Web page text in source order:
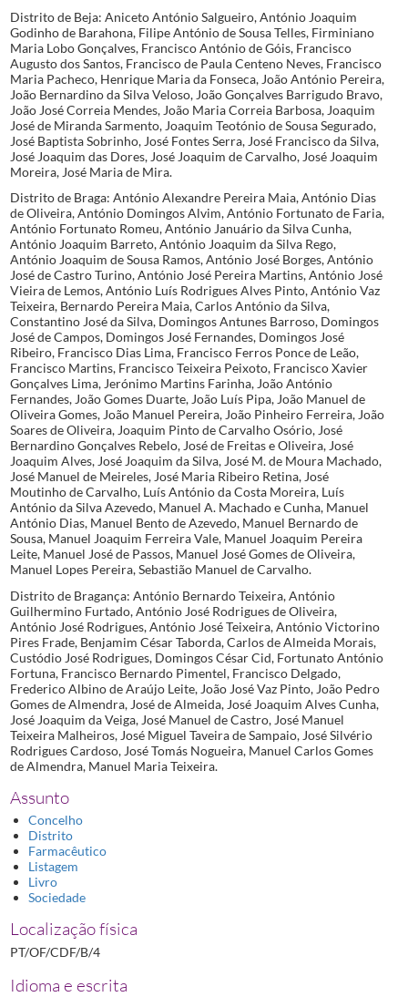
Distrito de Beja: Aniceto António Salgueiro, António Joaquim
Godinho de Barahona, Filipe António de Sousa Telles, Firminiano
Maria Lobo Gonçalves, Francisco António de Góis, Francisco
Augusto dos Santos, Francisco de Paula Centeno Neves, Francisco
Maria Pacheco, Henrique Maria da Fonseca, João António Pereira,
João Bernardino da Silva Veloso, João Gonçalves Barrigudo Bravo,
João José Correia Mendes, João Maria Correia Barbosa, Joaquim
José de Miranda Sarmento, Joaquim Teotónio de Sousa Segurado,
José Baptista Sobrinho, José Fontes Serra, José Francisco da Silva,
José Joaquim das Dores, José Joaquim de Carvalho, José Joaquim
Moreira, José Maria de Mira.
Distrito de Braga: António Alexandre Pereira Maia, António Dias
de Oliveira, António Domingos Alvim, António Fortunato de Faria,
António Fortunato Romeu, António Januário da Silva Cunha,
António Joaquim Barreto, António Joaquim da Silva Rego,
António Joaquim de Sousa Ramos, António José Borges, António
José de Castro Turino, António José Pereira Martins, António José
Vieira de Lemos, António Luís Rodrigues Alves Pinto, António Vaz
Teixeira, Bernardo Pereira Maia, Carlos António da Silva,
Constantino José da Silva, Domingos Antunes Barroso, Domingos
José de Campos, Domingos José Fernandes, Domingos José
Ribeiro, Francisco Dias Lima, Francisco Ferros Ponce de Leão,
Francisco Martins, Francisco Teixeira Peixoto, Francisco Xavier
Gonçalves Lima, Jerónimo Martins Farinha, João António
Fernandes, João Gomes Duarte, João Luís Pipa, João Manuel de
Oliveira Gomes, João Manuel Pereira, João Pinheiro Ferreira, João
Soares de Oliveira, Joaquim Pinto de Carvalho Osório, José
Bernardino Gonçalves Rebelo, José de Freitas e Oliveira, José
Joaquim Alves, José Joaquim da Silva, José M. de Moura Machado,
José Manuel de Meireles, José Maria Ribeiro Retina, José
Moutinho de Carvalho, Luís António da Costa Moreira, Luís
António da Silva Azevedo, Manuel A. Machado e Cunha, Manuel
António Dias, Manuel Bento de Azevedo, Manuel Bernardo de
Sousa, Manuel Joaquim Ferreira Vale, Manuel Joaquim Pereira
Leite, Manuel José de Passos, Manuel José Gomes de Oliveira,
Manuel Lopes Pereira, Sebastião Manuel de Carvalho.
Distrito de Bragança: António Bernardo Teixeira, António
Guilhermino Furtado, António José Rodrigues de Oliveira,
António José Rodrigues, António José Teixeira, António Victorino
Pires Frade, Benjamim César Taborda, Carlos de Almeida Morais,
Custódio José Rodrigues, Domingos César Cid, Fortunato António
Fortuna, Francisco Bernardo Pimentel, Francisco Delgado,
Frederico Albino de Araújo Leite, João José Vaz Pinto, João Pedro
Gomes de Almendra, José de Almeida, José Joaquim Alves Cunha,
José Joaquim da Veiga, José Manuel de Castro, José Manuel
Teixeira Malheiros, José Miguel Taveira de Sampaio, José Silvério
Rodrigues Cardoso, José Tomás Nogueira, Manuel Carlos Gomes
de Almendra, Manuel Maria Teixeira.
Assunto
Concelho
Distrito
Farmacêutico
Listagem
Livro
Sociedade
Localização física
PT/OF/CDF/B/4
Idioma e escrita